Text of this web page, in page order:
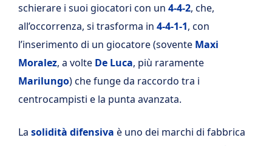
schierare i suoi giocatori con un 4-4-2, che,
all’occorrenza, si trasforma in 4-4-1-1, con
l’inserimento di un giocatore (sovente Maxi
Moralez, a volte De Luca, più raramente
Marilungo) che funge da raccordo tra i
centrocampisti e la punta avanzata.
La solidità difensiva è uno dei marchi di fabbrica